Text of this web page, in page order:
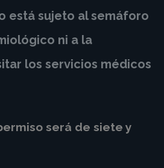
está sujeto al semáforo
ni a la
los servicios médicos
será de siete y